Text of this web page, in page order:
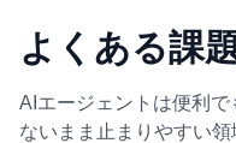
よくある課
AIエージェントは便利
ないまま止まりやすい